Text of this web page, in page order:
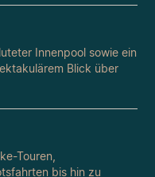
Innenpool sowie ein
Blick über
Touren,
bis hin zu